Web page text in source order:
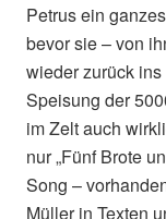
Petrus ein
bevor sie – von
wieder zurück
Speisung der
im Zelt auch
nur „Fünf Brote
Song –
Müller in Texten